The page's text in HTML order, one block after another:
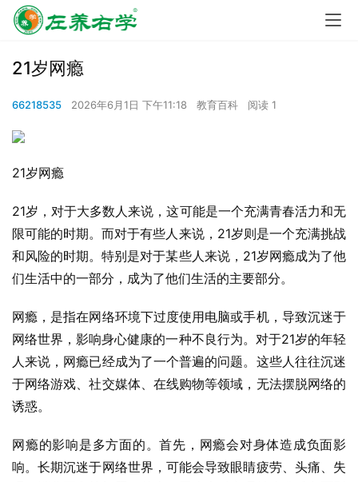
21岁网瘾
66218535 2026年6月1日 下午11:18 教育百科 阅读 1
21岁网瘾
21岁，对于大多数人来说，这可能是一个充满青春活力和无
限可能的时期。而对于有些人来说，21岁则是一个充满挑战
和风险的时期。特别是对于某些人来说，21岁网瘾成为了他
们生活中的一部分，成为了他们生活的主要部分。
网瘾，是指在网络环境下过度使用电脑或手机，导致沉迷于
网络世界，影响身心健康的一种不良行为。对于21岁的年轻
人来说，网瘾已经成为了一个普遍的问题。这些人往往沉迷
于网络游戏、社交媒体、在线购物等领域，无法摆脱网络的
诱惑。
网瘾的影响是多方面的。首先，网瘾会对身体造成负面影
响。长期沉迷于网络世界，可能会导致眼睛疲劳、头痛、失